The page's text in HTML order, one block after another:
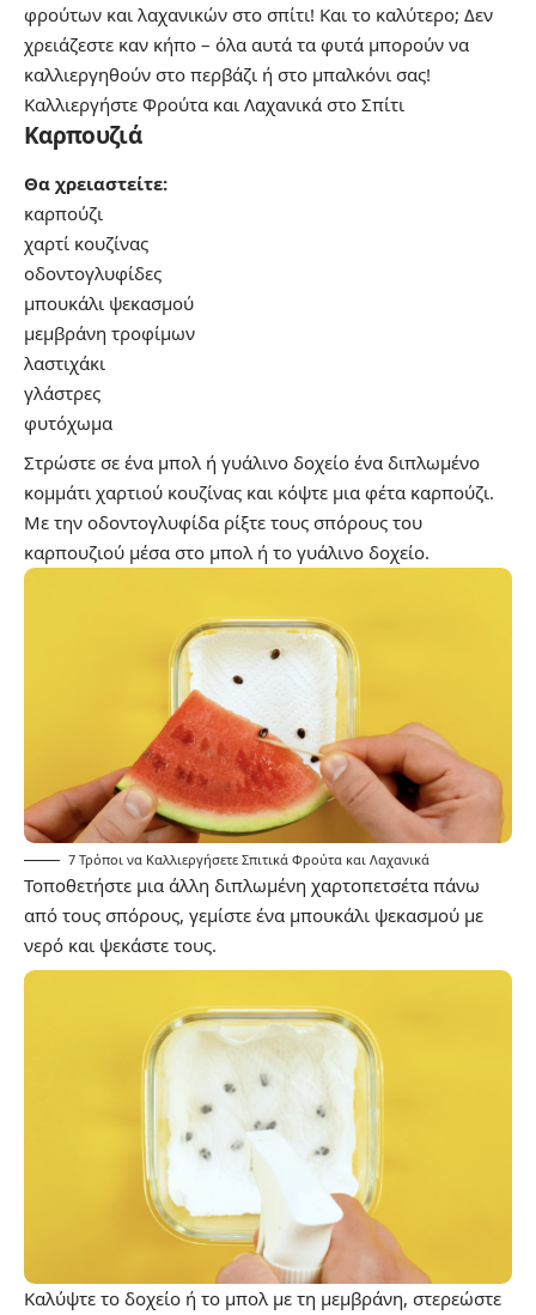
φρούτων και λαχανικών στο σπίτι! Και το καλύτερο; Δεν
χρειάζεστε καν κήπο – όλα αυτά τα φυτά μπορούν να
καλλιεργηθούν στο περβάζι ή στο μπαλκόνι σας!
Καλλιεργήστε Φρούτα και Λαχανικά στο Σπίτι
Καρπουζιά
Θα χρειαστείτε:
καρπούζι
χαρτί κουζίνας
οδοντογλυφίδες
μπουκάλι ψεκασμού
μεμβράνη τροφίμων
λαστιχάκι
γλάστρες
φυτόχωμα
Στρώστε σε ένα μπολ ή γυάλινο δοχείο ένα διπλωμένο
κομμάτι χαρτιού κουζίνας και κόψτε μια φέτα καρπούζι.
Με την οδοντογλυφίδα ρίξτε τους σπόρους του
καρπουζιού μέσα στο μπολ ή το γυάλινο δοχείο.
7 Τρόποι να Καλλιεργήσετε Σπιτικά Φρούτα και Λαχανικά
Τοποθετήστε μια άλλη διπλωμένη χαρτοπετσέτα πάνω
από τους σπόρους, γεμίστε ένα μπουκάλι ψεκασμού με
νερό και ψεκάστε τους.
Καλύψτε το δοχείο ή το μπολ με τη μεμβράνη, στερεώστε